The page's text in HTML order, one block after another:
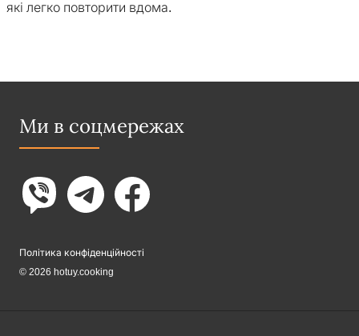
які легко повторити вдома.
Ми в соцмережах
Політика конфіденційності
© 2026 hotuy.cooking